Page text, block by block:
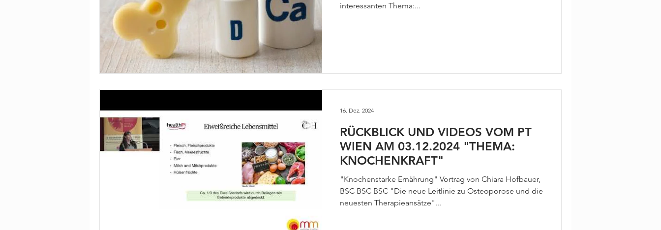
interessanten Thema:...
RÜCKBLICK UND VIDEOS VOM PT
WIEN AM 03.12.2024 "THEMA:
KNOCHENKRAFT"
"Knochenstarke Ernährung" Vortrag von Chiara Hofbauer,
BSC BSC BSC "Die neue Leitlinie zu Osteoporose und die
neuesten Therapieansätze"...
16. Dez. 2024